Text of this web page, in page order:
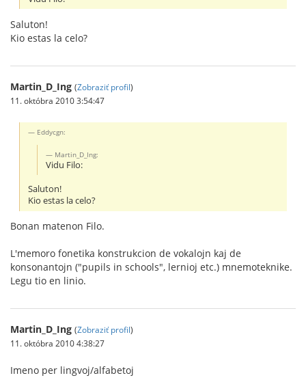
Saluton!
Kio estas la celo?
Martin_D_Ing (Zobraziť profil)
11. októbra 2010 3:54:47
Eddycgn:
Martin_D_Ing:
Vidu Filo:
Saluton!
Kio estas la celo?
Bonan matenon Filo.
L'memoro fonetika konstrukcion de vokalojn kaj de
konsonantojn ("pupils in schools", lernioj etc.) mnemoteknike.
Legu tio en linio.
Martin_D_Ing (Zobraziť profil)
11. októbra 2010 4:38:27
Imeno per lingvoj/alfabetoj